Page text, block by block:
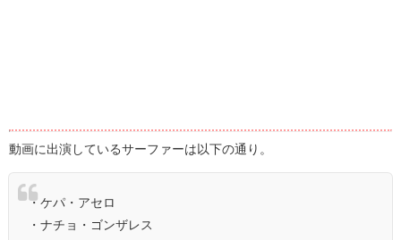
動画に出演しているサーファーは以下の通り。
・ケパ・アセロ
・ナチョ・ゴンザレス